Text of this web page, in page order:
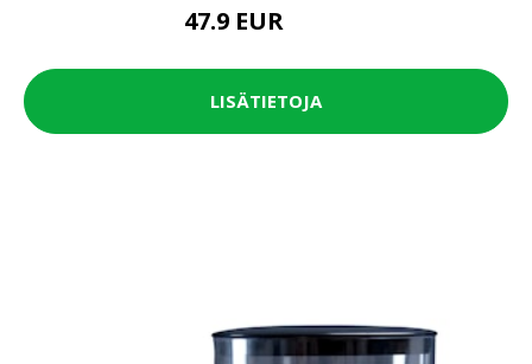
47.9 EUR
LISÄTIETOJA